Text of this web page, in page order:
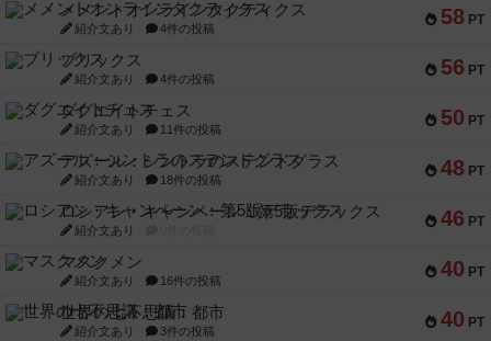
58 PT
メメントオンラインタクティクス
紹介文あり 4件の投稿
56 PT
ブリックス
紹介文あり 4件の投稿
50 PT
ダグエイトチェス
紹介文あり 11件の投稿
48 PT
アズール：シントラのステンドグラス
紹介文あり 18件の投稿
46 PT
ロシアン・キャンペーン：第5版デラックス
紹介文あり
40 PT
マスクメン
紹介文あり 16件の投稿
40 PT
世界の七不思議：都市
紹介文あり 3件の投稿